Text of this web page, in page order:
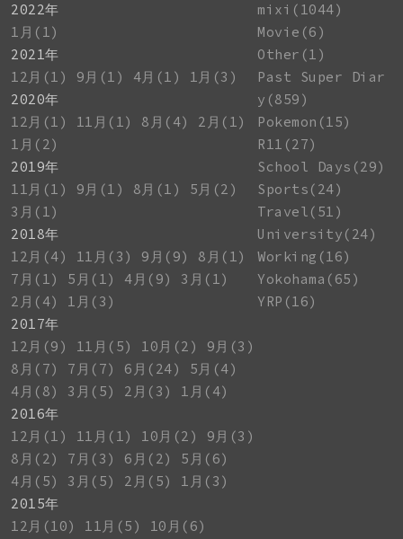
2022年
1月(1)
2021年
12月(1)
9月(1) 4月(1)
1月(3)
2020年
12月(1)
11月(1) 8月(4)
2月(1)
1月(2)
2019年
11月(1)
9月(1) 8月(1)
5月(2)
3月(1)
2018年
12月(4)
11月(3) 9月(9)
8月(1)
7月(1)
5月(1) 4月(9)
3月(1)
2月(4)
1月(3)
2017年
12月(9)
11月(5) 10月(2)
9月(3)
8月(7)
7月(7) 6月(24)
5月(4)
4月(8)
3月(5) 2月(3)
1月(4)
2016年
12月(1)
11月(1) 10月(2)
9月(3)
8月(2)
7月(3) 6月(2)
5月(6)
4月(5)
3月(5) 2月(5)
1月(3)
2015年
12月(10)
11月(5)
10月(6)
mixi(1044)
Movie(6)
Other(1)
Past Super Diar
y(859)
Pokemon(15)
R11(27)
School Days(29)
Sports(24)
Travel(51)
University(24)
Working(16)
Yokohama(65)
YRP(16)